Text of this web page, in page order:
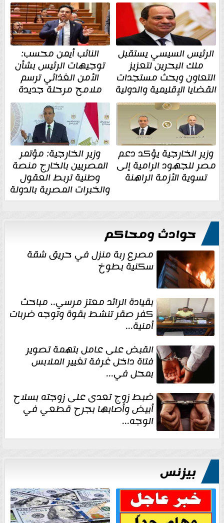
الرئيس السيسي يستقبل
ملك البحرين لتعزيز
التعاون وبحث مستجدات
القضايا الإقليمية والدولية
النائب أيمن محسب:
توجيهات الرئيس بشأن
الأمن الغذائي ترسم
ملامح مرحلة جديدة
وزير الخارجية يؤكد دعم
مصر للجهود الرامية إلى
تسوية الأزمة الراهنة
وزير الخارجية: مؤتمر
المصريين بالخارج منصة
وطنية تربط العقول
والخبرات المصرية بالدولة
حوادث ومحاكم
مصرع ربة منزل في حريق شقة
سكنية بطوخ
بقيادة الرائد معتز مرسي.. مباحث
كفر صقر تنشط بقوة وتوجه ضربات
أمنية...
القبض على عامل بتهمة تصوير
فتاة داخل غرفة تغيير الملابس
بمحل في...
ضبط زوج تعدى على زوجته بسلاح
أبيض وأصابها بجرح قطعي في
الوجه...
بيزنس